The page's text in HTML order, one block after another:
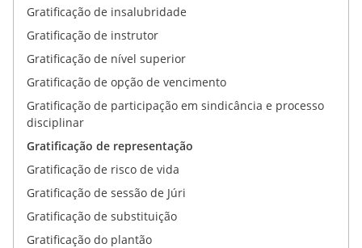
Gratificação de insalubridade
Gratificação de instrutor
Gratificação de nível superior
Gratificação de opção de vencimento
Gratificação de participação em sindicância e processo
disciplinar
Gratificação de representação
Gratificação de risco de vida
Gratificação de sessão de Júri
Gratificação de substituição
Gratificação do plantão